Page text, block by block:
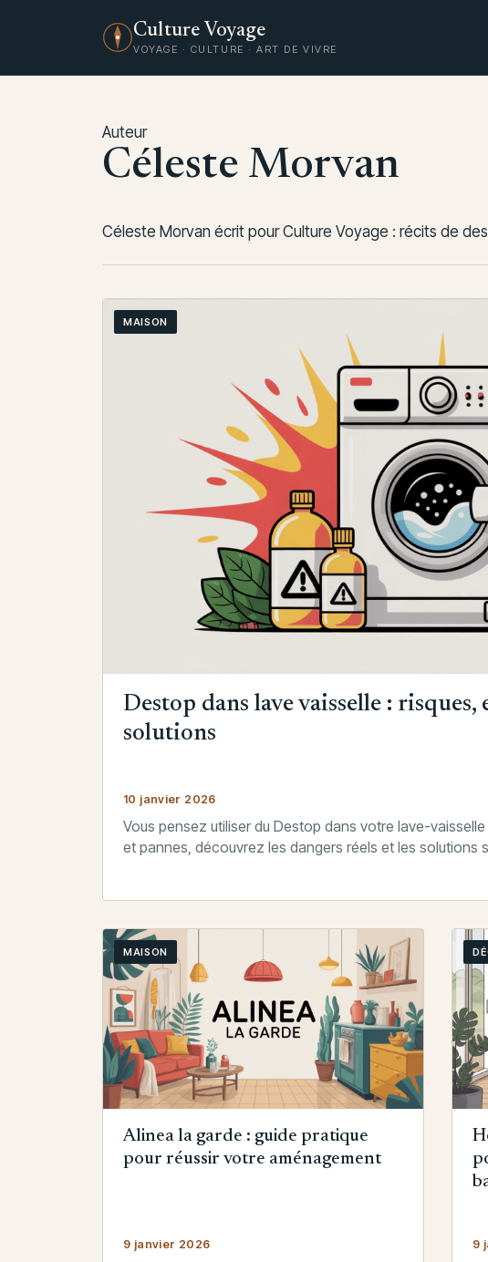
Culture Voyage
VOYAGE · CULTURE · ART DE VIVRE
Auteur
Céleste Morvan
Céleste Morvan écrit pour Culture Voyage : récits de
MAISON
Destop dans lave vaisselle :
solutions
10 janvier 2026
Vous pensez utiliser du Destop dans votre lave-
et pannes, découvrez les dangers réels et les solutions
MAISON
Alinea la garde : guide pratique
pour réussir votre aménagement
9 janvier 2026 9